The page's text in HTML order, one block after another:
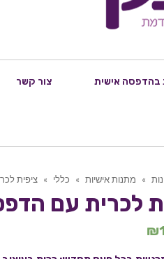
בהדפסה אישית צור קשר
» מתנות אישיות » כללי » ציפית
לכרית עם
₪